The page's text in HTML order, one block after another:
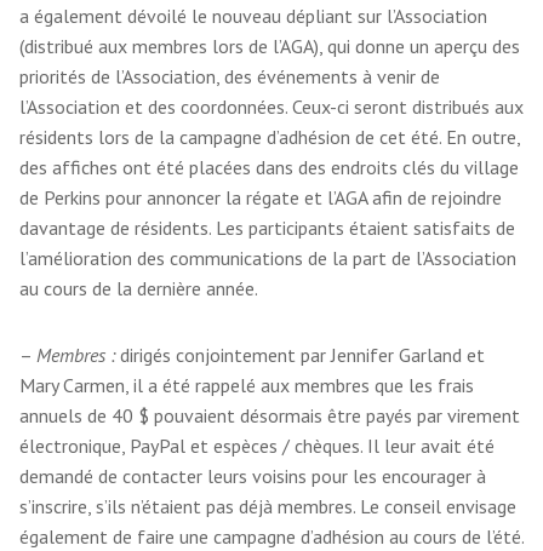
a également dévoilé le nouveau dépliant sur l’Association
(distribué aux membres lors de l’AGA), qui donne un aperçu des
priorités de l’Association, des événements à venir de
l’Association et des coordonnées. Ceux-ci seront distribués aux
résidents lors de la campagne d’adhésion de cet été. En outre,
des affiches ont été placées dans des endroits clés du village
de Perkins pour annoncer la régate et l’AGA afin de rejoindre
davantage de résidents. Les participants étaient satisfaits de
l’amélioration des communications de la part de l’Association
au cours de la dernière année.
– Membres :dirigés conjointement par Jennifer Garland et
Mary Carmen, il a été rappelé aux membres que les frais
annuels de 40 $ pouvaient désormais être payés par virement
électronique, PayPal et espèces / chèques. Il leur avait été
demandé de contacter leurs voisins pour les encourager à
s’inscrire, s’ils n’étaient pas déjà membres. Le conseil envisage
également de faire une campagne d’adhésion au cours de l’été.